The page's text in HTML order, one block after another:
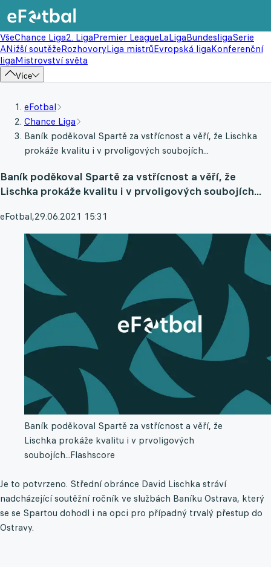
VšeChance Liga2. LigaPremier LeagueLaLigaBundesligaSerie
ANižší soutěžeRozhovoryLiga mistrůEvropská ligaKonferenční
ligaMistrovství světa
Více
eFotbal
Chance Liga
Baník poděkoval Spartě za vstřícnost a věří, že Lischka
prokáže kvalitu i v prvoligových soubojích...
Baník poděkoval Spartě za vstřícnost a věří, že
Lischka prokáže kvalitu i v prvoligových soubojích...
eFotbal,29.06.2021 15:31
Baník poděkoval Spartě za vstřícnost a věří, že
Lischka prokáže kvalitu i v prvoligových
soubojích...Flashscore
Je to potvrzeno. Střední obránce David Lischka stráví
nadcházející soutěžní ročník ve službách Baníku Ostrava, který
se se Spartou dohodl i na opci pro případný trvalý přestup do
Ostravy.